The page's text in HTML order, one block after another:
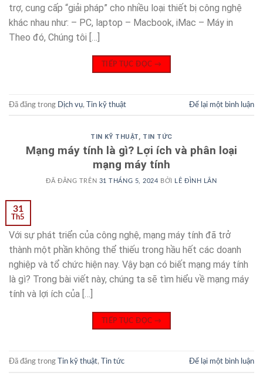
trợ, cung cấp “giải pháp” cho nhiều loại thiết bị công nghệ
khác nhau như: – PC, laptop – Macbook, iMac – Máy in
Theo đó, Chúng tôi […]
TIẾP TỤC ĐỌC →
Đã đăng trong Dịch vụ, Tin kỹ thuật Để lại một bình luận
TIN KỸ THUẬT, TIN TỨC
Mạng máy tính là gì? Lợi ích và phân loại
mạng máy tính
ĐÃ ĐĂNG TRÊN 31 THÁNG 5, 2024 BỞI LÊ ĐÌNH LÂN
31
Th5
Với sự phát triển của công nghệ, mạng máy tính đã trở
thành một phần không thể thiếu trong hầu hết các doanh
nghiệp và tổ chức hiện nay. Vậy bạn có biết mạng máy tính
là gì? Trong bài viết này, chúng ta sẽ tìm hiểu về mạng máy
tính và lợi ích của […]
TIẾP TỤC ĐỌC →
Đã đăng trong Tin kỹ thuật, Tin tức Để lại một bình luận